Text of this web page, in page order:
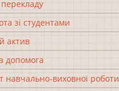
зі студентами
актив
допомога
навчально-виховної роботи